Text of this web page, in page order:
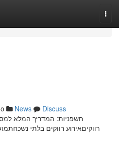
News
Discuss
חשפניות: המדריך המלא
רווקיםאירוע רווקים בלתי